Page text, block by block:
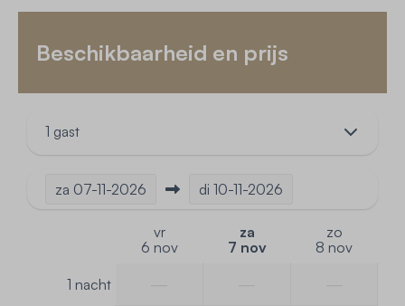
Beschikbaarheid en prijs
1 gast
za 07-11-2026 di 10-11-2026
vr
6 nov
za
7 nov
zo
8 nov
1 nacht